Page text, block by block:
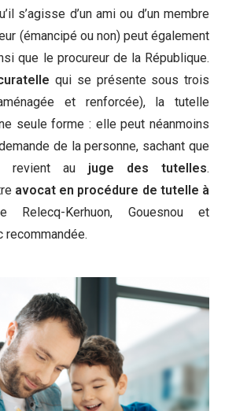
s’agisse d’un ami ou d’un membre
(émancipé ou non) peut également
que le procureur de la République.
qui se présente sous trois
et renforcée), la tutelle
seule forme : elle peut néanmoins
de la personne, sachant que
revient au juge des tutelles.
avocat en procédure de tutelle à
Kerhuon, Gouesnou et
recommandée.